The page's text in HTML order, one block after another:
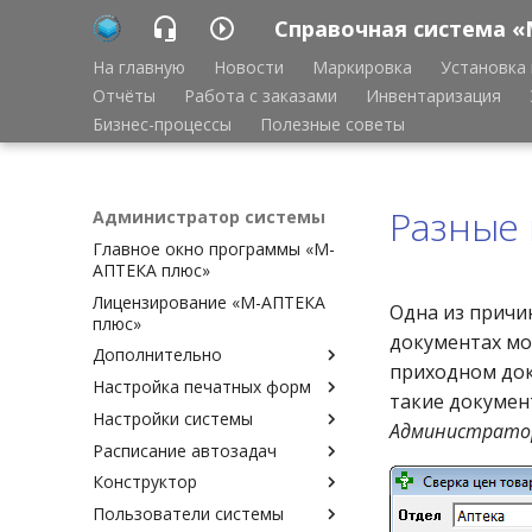
Справочная система
На главную Новости Маркировка Установка
Отчёты
Работа с заказами Инвентаризация
Бизнес-процессы
Полезные советы
Администратор системы
Главное окно программы «М-
АПТЕКА плюс»
Лицензирование «М-АПТЕКА
плюс»
Дополнительно
Аварийное восстановление
базы данных Cache
базы данных
Удаление старых данных
Экспорт, импорт
Настройка печатных форм
Настройка печатных форм
Шаблоны печатных форм
(привязка)
Настройки системы
Доверительный вход в
Расписание автозадач
Расписание автозадач
Периодичность запуска
Конструктор
Доступные задачи
Пользователи системы
Разные
Одна из
документах
приходном
такие